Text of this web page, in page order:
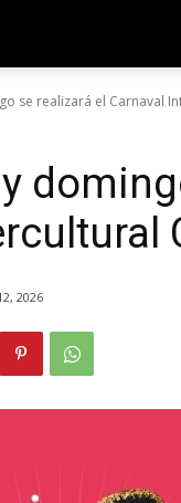
se realizará el Carnaval
2026